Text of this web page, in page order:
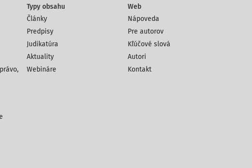
Typy obsahu
Články
Predpisy
Judikatúra
Aktuality
Webináre
Web
Nápoveda
Pre autorov
Kľúčové slová
Autori
Kontakt